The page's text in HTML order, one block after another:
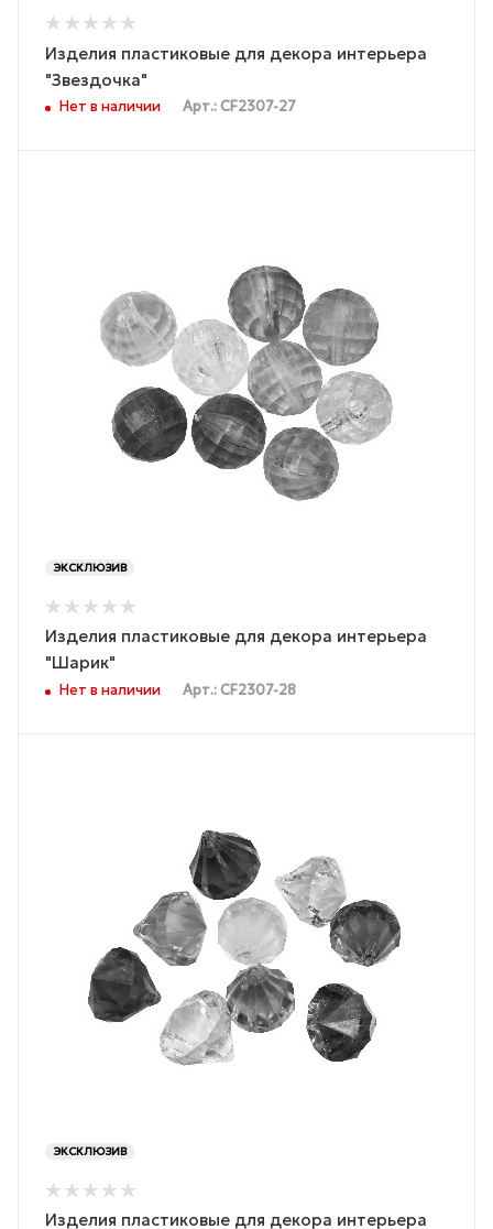
Изделия пластиковые для декора интерьера
"Звездочка"
Нет в наличии Арт.: CF2307-27
ЭКСКЛЮЗИВ
Изделия пластиковые для декора интерьера
"Шарик"
Нет в наличии Арт.: CF2307-28
ЭКСКЛЮЗИВ
Изделия пластиковые для декора интерьера